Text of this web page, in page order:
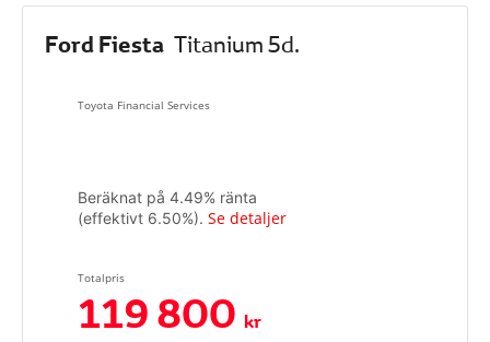
Ford Fiesta Titanium 5d.
Toyota Financial Services
Beräknat på 4.49% ränta
(effektivt 6.50%). Se detaljer
Totalpris
119 800 kr